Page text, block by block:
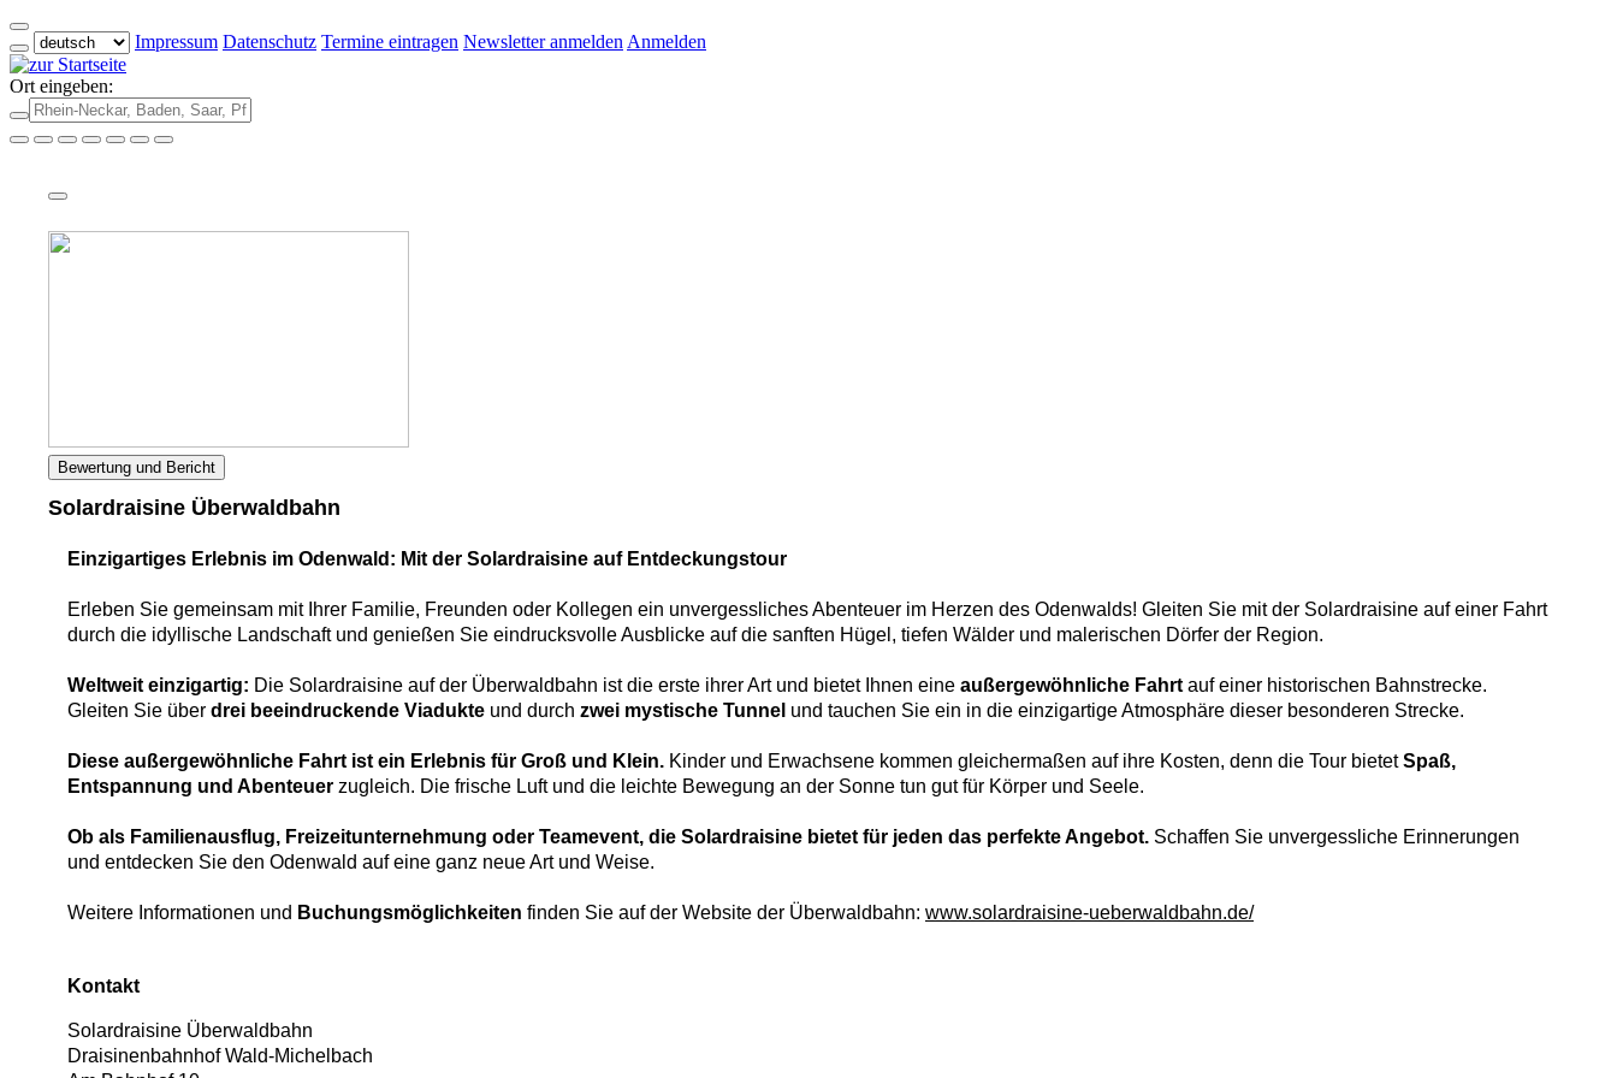
Impressum Datenschutz Termine eintragen Newsletter anmelden Anmelden
Ort eingeben:
Bewertung und Bericht
Solardraisine Überwaldbahn
Einzigartiges Erlebnis im Odenwald: Mit der Solardraisine auf Entdeckungstour
Erleben Sie gemeinsam mit Ihrer Familie, Freunden oder Kollegen ein unvergessliches Abenteuer im Herzen des Odenwalds! Gleiten Sie mit der Solardraisine auf einer Fahrt
durch die idyllische Landschaft und genießen Sie eindrucksvolle Ausblicke auf die sanften Hügel, tiefen Wälder und malerischen Dörfer der Region.
Weltweit einzigartig: Die Solardraisine auf der Überwaldbahn ist die erste ihrer Art und bietet Ihnen eine außergewöhnliche Fahrt auf einer historischen Bahnstrecke.
Gleiten Sie über drei beeindruckende Viadukte und durch zwei mystische Tunnel und tauchen Sie ein in die einzigartige Atmosphäre dieser besonderen Strecke.
Diese außergewöhnliche Fahrt ist ein Erlebnis für Groß und Klein. Kinder und Erwachsene kommen gleichermaßen auf ihre Kosten, denn die Tour bietetSpaß,
Entspannung und Abenteuer zugleich. Die frische Luft und die leichte Bewegung an der Sonne tun gut für Körper und Seele.
Ob als Familienausflug, Freizeitunternehmung oder Teamevent, die Solardraisine bietet für jeden das perfekte Angebot. Schaffen Sie unvergessliche Erinnerungen
und entdecken Sie den Odenwald auf eine ganz neue Art und Weise.
Weitere Informationen und Buchungsmöglichkeiten finden Sie auf der Website der Überwaldbahn: www.solardraisine-ueberwaldbahn.de/
Kontakt
Solardraisine Überwaldbahn
Draisinenbahnhof Wald-Michelbach